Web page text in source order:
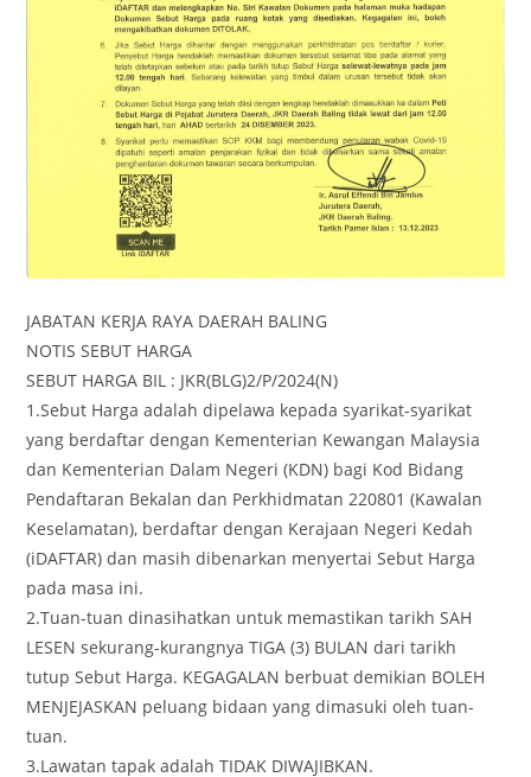
JABATAN KERJA RAYA DAERAH BALING
NOTIS SEBUT HARGA
SEBUT HARGA BIL : JKR(BLG)2/P/2024(N)
1.Sebut Harga adalah dipelawa kepada syarikat-syarikat
yang berdaftar dengan Kementerian Kewangan Malaysia
dan Kementerian Dalam Negeri (KDN) bagi Kod Bidang
Pendaftaran Bekalan dan Perkhidmatan 220801 (Kawalan
Keselamatan), berdaftar dengan Kerajaan Negeri Kedah
(iDAFTAR) dan masih dibenarkan menyertai Sebut Harga
pada masa ini.
2.Tuan-tuan dinasihatkan untuk memastikan tarikh SAH
LESEN sekurang-kurangnya TIGA (3) BULAN dari tarikh
tutup Sebut Harga. KEGAGALAN berbuat demikian BOLEH
MENJEJASKAN peluang bidaan yang dimasuki oleh tuan-
tuan.
3.Lawatan tapak adalah TIDAK DIWAJIBKAN.